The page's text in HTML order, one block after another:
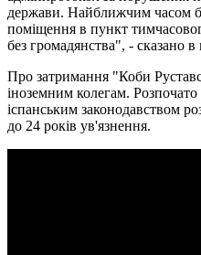
держави. Найближчим часом
поміщення в пункт
без громадянства", - сказано в
Про затримання "Коби
іноземним колегам. Розпочато
іспанським законодавством
до 24 років ув'язнення.